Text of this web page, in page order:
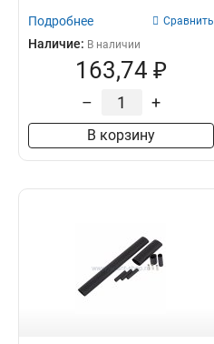
Подробнее Сравнить
Наличие: В наличии
163,74 ₽
– +
В корзину